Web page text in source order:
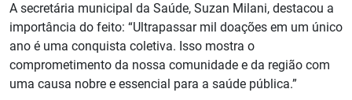
A secretária municipal da Saúde, Suzan Milani, destacou a
importância do feito: “Ultrapassar mil doações em um único
ano é uma conquista coletiva. Isso mostra o
comprometimento da nossa comunidade e da região com
uma causa nobre e essencial para a saúde pública.”